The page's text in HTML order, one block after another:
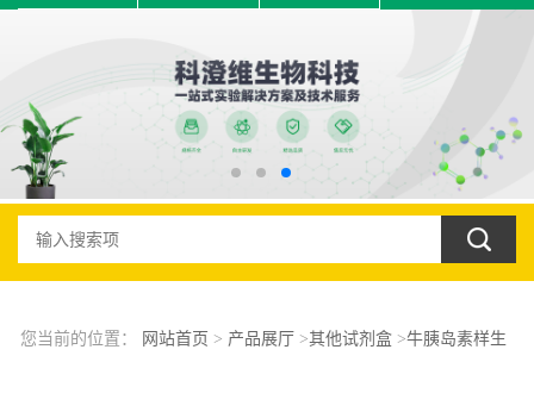
您当前的位置： 网站首页 > 产品展厅>其他试剂盒>牛胰岛素样生